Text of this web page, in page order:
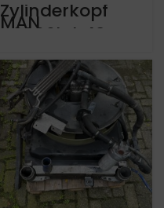
Zylinderkopf
MAN
D2066luh48